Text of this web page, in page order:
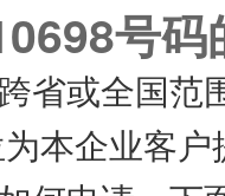
号
省或全国
本企业客